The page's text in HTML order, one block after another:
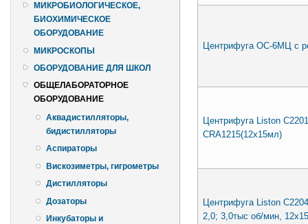
МИКРОБИОЛОГИЧЕСКОЕ,
БИОХИМИЧЕСКОЕ
ОБОРУДОВАНИЕ
МИКРОСКОПЫ
ОБОРУДОВАНИЕ ДЛЯ ШКОЛ
ОБЩЕЛАБОРАТОРНОЕ
ОБОРУДОВАНИЕ
Аквадистилляторы,
бидистилляторы
Аспираторы
Вискозиметры, гигрометры
Дистилляторы
Дозаторы
Инкубаторы и
Центрифуга ОС-6МЦ с
Центрифуга Liston
CRA1215(12х15мл)
Центрифуга Liston
2,0; 3,0тыс об/мин,